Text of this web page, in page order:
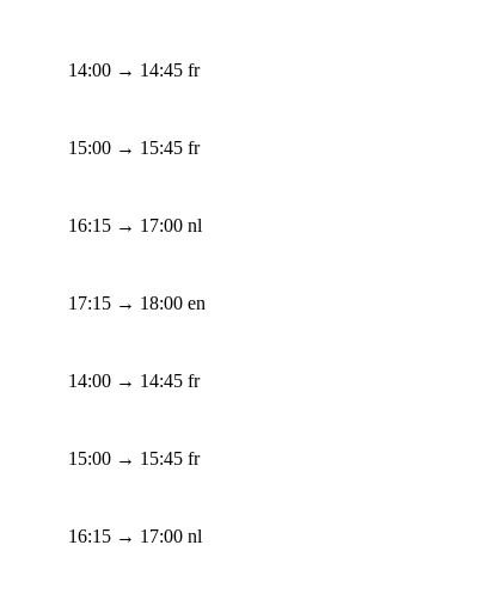
14:00 → 14:45 fr
15:00 → 15:45 fr
16:15 → 17:00 nl
17:15 → 18:00 en
14:00 → 14:45 fr
15:00 → 15:45 fr
16:15 → 17:00 nl